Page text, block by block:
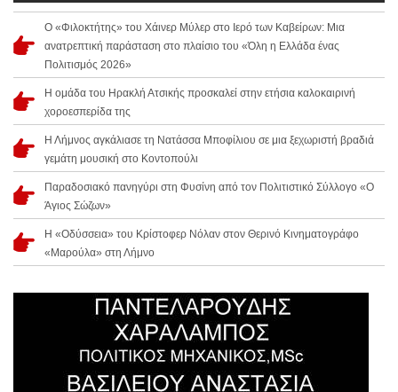
Ο «Φιλοκτήτης» του Χάινερ Μύλερ στο Ιερό των Καβείρων: Μια
ανατρεπτική παράσταση στο πλαίσιο του «Όλη η Ελλάδα ένας
Πολιτισμός 2026»
Η ομάδα του Ηρακλή Ατσικής προσκαλεί στην ετήσια καλοκαιρινή
χοροεσπερίδα της
Η Λήμνος αγκάλιασε τη Νατάσσα Μποφίλιου σε μια ξεχωριστή βραδιά
γεμάτη μουσική στο Κοντοπούλι
Παραδοσιακό πανηγύρι στη Φυσίνη από τον Πολιτιστικό Σύλλογο «Ο
Άγιος Σώζων»
Η «Οδύσσεια» του Κρίστοφερ Νόλαν στον Θερινό Κινηματογράφο
«Μαρούλα» στη Λήμνο